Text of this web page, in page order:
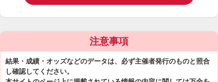
注意事項
結果・成績・オッズなどのデータは、必ず主催者発行のものと照合
し確認してください。